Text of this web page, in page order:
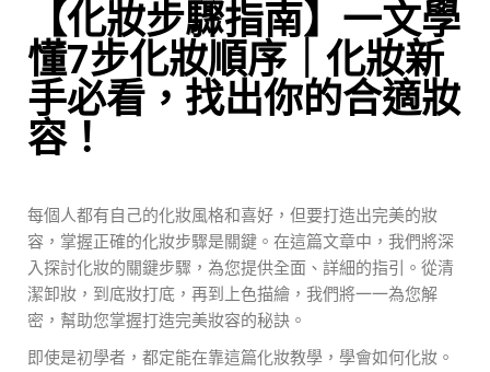
【化妝步驟指南】一文學
懂7步化妝順序｜化妝新
手必看，找出你的合適妝
容！
每個人都有自己的化妝風格和喜好，但要打造出完美的妝
容，掌握正確的化妝步驟是關鍵。在這篇文章中，我們將深
入探討化妝的關鍵步驟，為您提供全面、詳細的指引。從清
潔卸妝，到底妝打底，再到上色描繪，我們將一一為您解
密，幫助您掌握打造完美妝容的秘訣。
即使是初學者，都定能在靠這篇化妝教學，學會如何化妝。